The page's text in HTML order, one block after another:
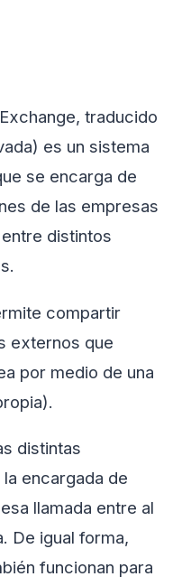
traducido
es un sistema
se encarga de
de las empresas
distintos
compartir
externos que
por medio de una
distintas
encargada de
llamada entre al
De igual forma,
funcionan para